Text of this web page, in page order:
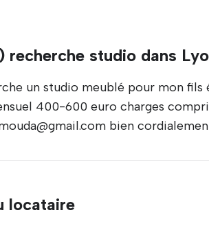
recherche studio dans
un studio meublé pour mon
400-600 euro charges
bien
locataire